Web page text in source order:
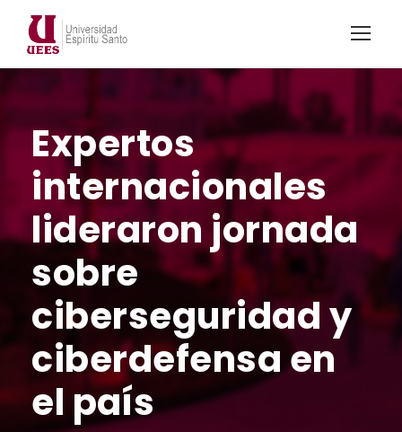
Expertos
internacionales
lideraron jornada
sobre
ciberseguridad y
ciberdefensa en
el país